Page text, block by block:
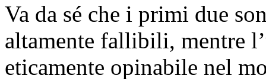
Va da sé che i primi due
altamente fallibili, mentre
eticamente opinabile nel